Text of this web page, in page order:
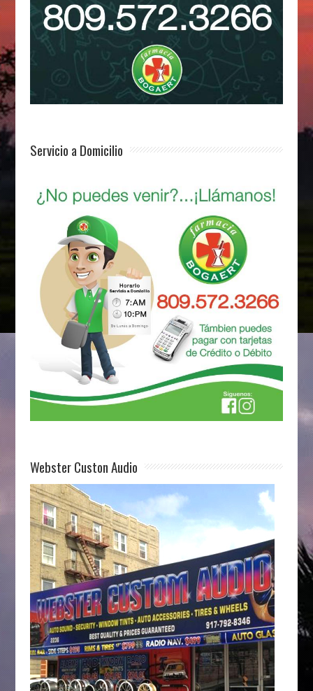
Servicio a Domicilio
Webster Custon Audio